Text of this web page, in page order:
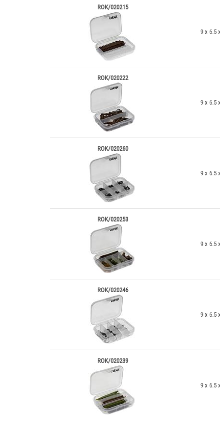
ROK/020215
9 x 6.5
ROK/020222
9 x 6.5
ROK/020260
9 x 6.5
ROK/020253
9 x 6.5
ROK/020246
9 x 6.5
ROK/020239
9 x 6.5